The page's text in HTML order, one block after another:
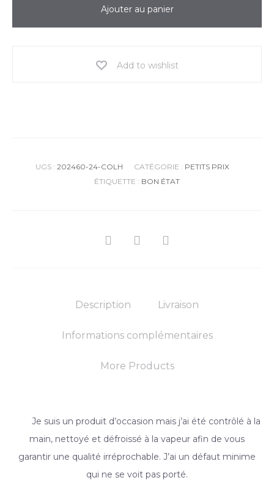
Ajouter au panier
Add to wishlist
UGS : 202460-24-COLH CATÉGORIE : PETITS PRIX
ÉTIQUETTE : BON ÉTAT
SHARE
Description Livraison
Informations complémentaires
More Products
Je suis un produit d’occasion mais j’ai été contrôlé à la
main, nettoyé et défroissé à la vapeur afin de vous
garantir une qualité irréprochable. J’ai un défaut minime
qui ne se voit pas porté.